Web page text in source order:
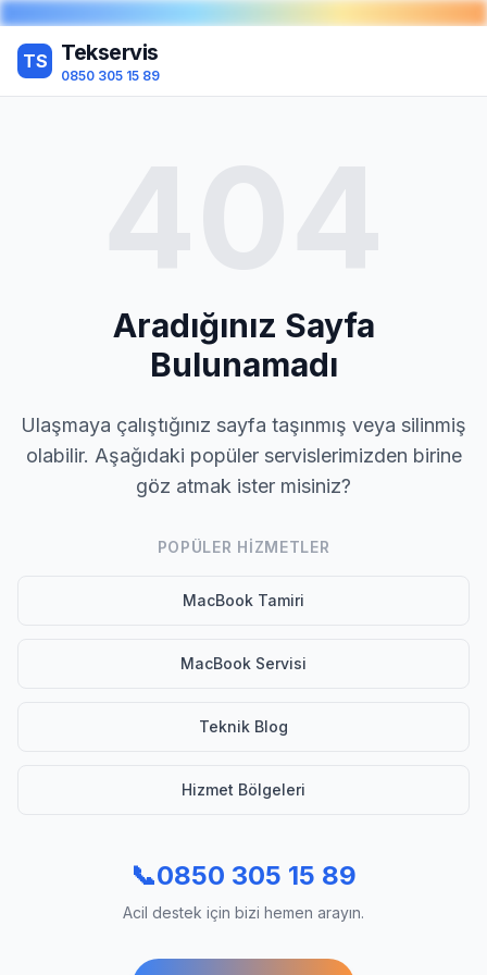
TS Tekservis
0850 305 15 89
Aradığınız Sayfa
Bulunamadı
Ulaşmaya çalıştığınız sayfa taşınmış veya silinmiş
olabilir. Aşağıdaki popüler servislerimizden birine
göz atmak ister misiniz?
POPÜLER HIZMETLER
MacBook Tamiri
MacBook Servisi
Teknik Blog
Hizmet Bölgeleri
📞0850 305 15 89
Acil destek için bizi hemen arayın.